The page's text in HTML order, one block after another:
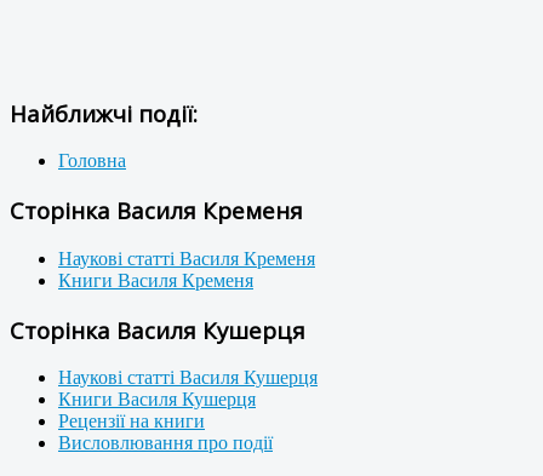
Найближчі події:
Головна
Сторінка Василя Кременя
Наукові статті Василя Кременя
Книги Василя Кременя
Сторінка Василя Кушерця
Наукові статті Василя Кушерця
Книги Василя Кушерця
Рецензії на книги
Висловлювання про події